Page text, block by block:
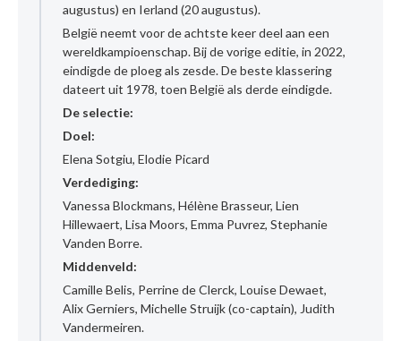
augustus) en Ierland (20 augustus).
België neemt voor de achtste keer deel aan een
wereldkampioenschap. Bij de vorige editie, in 2022,
eindigde de ploeg als zesde. De beste klassering
dateert uit 1978, toen België als derde eindigde.
De selectie:
Doel:
Elena Sotgiu, Elodie Picard
Verdediging:
Vanessa Blockmans, Hélène Brasseur, Lien
Hillewaert, Lisa Moors, Emma Puvrez, Stephanie
Vanden Borre.
Middenveld:
Camille Belis, Perrine de Clerck, Louise Dewaet,
Alix Gerniers, Michelle Struijk (co-captain), Judith
Vandermeiren.